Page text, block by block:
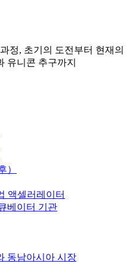
정, 초기의 도전부터 현재의
유니콘 추구까지
）
액셀러레이터
베이터 기관
동남아시아 시장